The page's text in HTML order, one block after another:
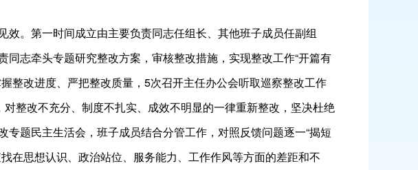
效。第一时间成立由主要负责同志任组长、其他班子成员任副组
志牵头专题研究整改方案，审核整改措施，实现整改工作“开篇有
整改进度、严把整改质量，5次召开主任办公会听取巡察整改工作
整改不充分、制度不扎实、成效不明显的一律重新整改，坚决杜绝
题民主生活会，班子成员结合分管工作，对照反馈问题逐一“揭短
在思想认识、政治站位、服务能力、工作作风等方面的差距和不